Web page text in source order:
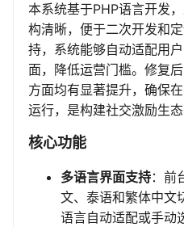
本系统基于PHP语言开发
构清晰，便于二次开发和
持，系统能够自动适配用
面，降低运营门槛。修复
方面均有显著提升，确保
运行，是构建社交激励生态
核心功能
多语言界面支持：前
文、泰语和繁体中文
语言自动适配或手动